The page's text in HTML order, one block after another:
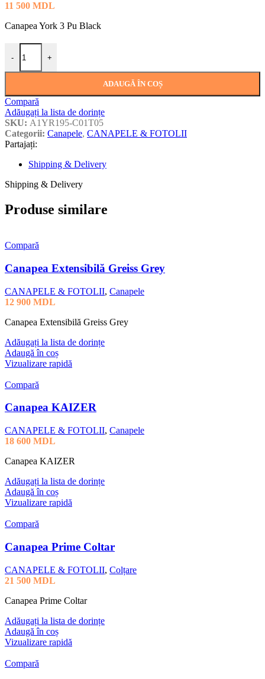
11 500 MDL
Canapea York 3 Pu Black
-
Cantitate Canapea York 3 Pu Black
+
ADAUGĂ ÎN COȘ
Compară
Adăugați la lista de dorințe
SKU: A1YR195-C01T05
Categorii: Canapele, CANAPELE & FOTOLII
Partajați:
Shipping & Delivery
Shipping & Delivery
Produse similare
Compară
Canapea Extensibilă Greiss Grey
CANAPELE & FOTOLII, Canapele
12 900 MDL
Canapea Extensibilă Greiss Grey
Adăugați la lista de dorințe
Adaugă în coș
Vizualizare rapidă
Compară
Canapea KAIZER
CANAPELE & FOTOLII, Canapele
18 600 MDL
Canapea KAIZER
Adăugați la lista de dorințe
Adaugă în coș
Vizualizare rapidă
Compară
Canapea Prime Coltar
CANAPELE & FOTOLII, Colțare
21 500 MDL
Canapea Prime Coltar
Adăugați la lista de dorințe
Adaugă în coș
Vizualizare rapidă
Compară